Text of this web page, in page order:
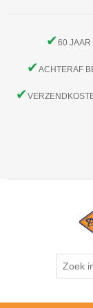
✔60 JAAR
✔ACHTERAF
✔